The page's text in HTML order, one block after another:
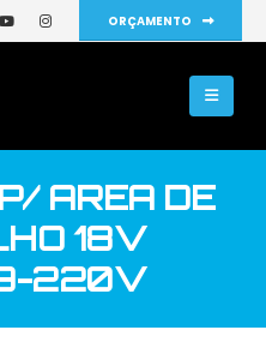
ORÇAMENTO
AREA DE
18V
220V